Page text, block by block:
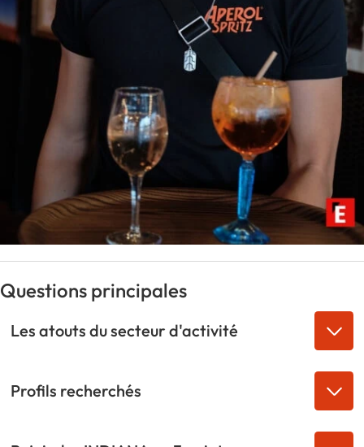
Questions principales
Les atouts du secteur d'activité
Profils recherchés